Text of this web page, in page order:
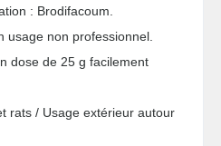
: Brodifacoum.
usage non professionnel.
dose de 25 g facilement
rats / Usage extérieur autour